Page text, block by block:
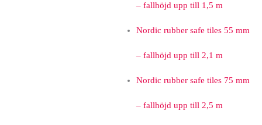
– fallhöjd upp till 1,5 m
Nordic rubber safe tiles 55 mm
– fallhöjd upp till 2,1 m
Nordic rubber safe tiles 75 mm
– fallhöjd upp till 2,5 m